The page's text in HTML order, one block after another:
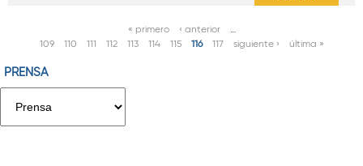
g
a
« primero ‹ anterior
…
109
110 111 112 113 114 115 116 117 siguiente › última »
PRENSA